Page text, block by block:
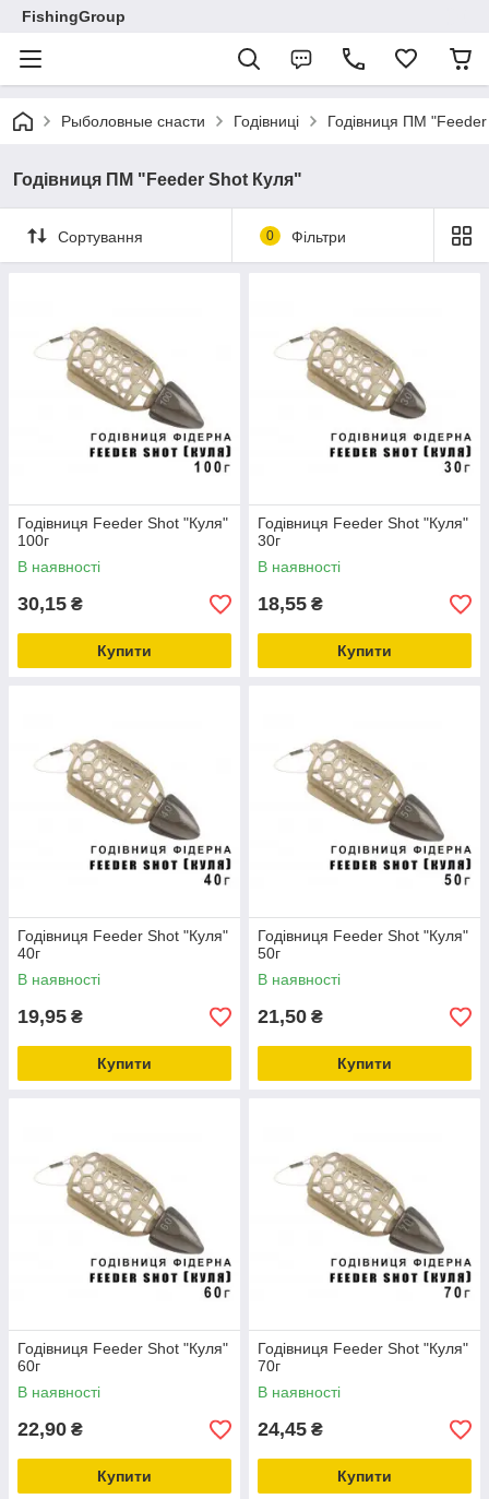
FishingGroup
Рыболовные снасти Годівниці Годівниця ПМ
Годівниця ПМ "Feeder Shot Куля"
Сортування 0 Фільтри
Годівниця Feeder Shot "Куля"
100г
В наявності
30,15 ₴
Купити
Годівниця Feeder Shot "Куля"
30г
В наявності
18,55 ₴
Купити
Годівниця Feeder Shot "Куля"
40г
В наявності
19,95 ₴
Купити
Годівниця Feeder Shot "Куля"
50г
В наявності
21,50 ₴
Купити
Годівниця Feeder Shot "Куля"
60г
В наявності
22,90 ₴
Купити
Годівниця Feeder Shot "Куля"
70г
В наявності
24,45 ₴
Купити